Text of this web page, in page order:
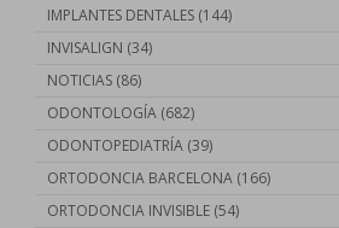
IMPLANTES DENTALES(144)
INVISALIGN (34)
NOTICIAS(86)
ODONTOLOGÍA(682)
ODONTOPEDIATRÍA(39)
ORTODONCIA BARCELONA(166)
ORTODONCIA INVISIBLE(54)